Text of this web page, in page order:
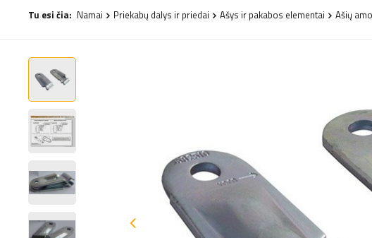
Tu esi čia: Namai Priekabų dalys ir priedai Ašys ir pakabos elementai Ašių